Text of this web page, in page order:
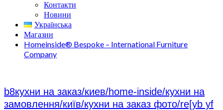
Контакти
Новини
Українська
Магазин
Homeinside® Bespoke – International Furniture
Company
b8кухни на заказ/киев/home-inside/кухни на
замовлення/київ/кухни на заказ фото/re[yb yf